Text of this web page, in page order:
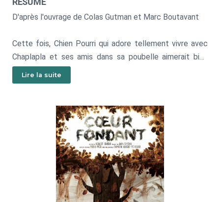
D'après l'ouvrage de Colas Gutman et Marc Boutavant
Cette fois, Chien Pourri qui adore tellement vivre avec
Chaplapla et ses amis dans sa poubelle aimerait bien
fêter Noël… mais comme il n’est pas très très malin,
même s’il a le coeur sur la patte, la vie va lui jouer des
Lire la suite